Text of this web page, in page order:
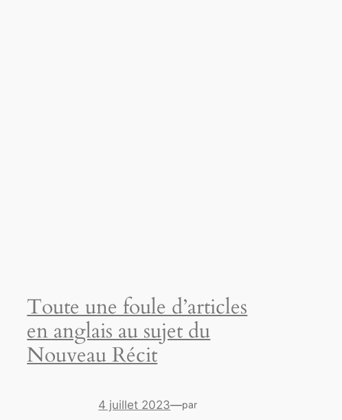
Toute une foule d’articles
en anglais au sujet du
Nouveau Récit
4 juillet 2023—par